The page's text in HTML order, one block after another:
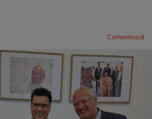
Comentează